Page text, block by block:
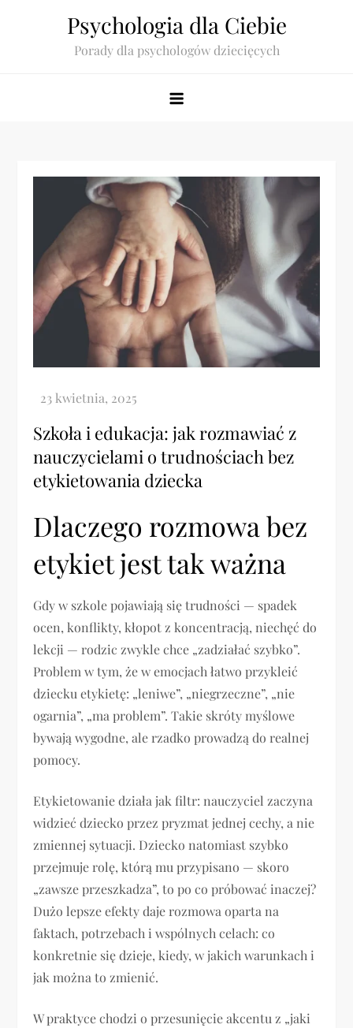
Psychologia dla Ciebie
Porady dla psychologów dziecięcych
Szkoła i edukacja: jak rozmawiać z
nauczycielami o trudnościach bez
etykietowania dziecka
Dlaczego rozmowa bez
etykiet jest tak ważna
Gdy w szkole pojawiają się trudności — spadek
ocen, konflikty, kłopot z koncentracją, niechęć do
lekcji — rodzic zwykle chce „zadziałać szybko”.
Problem w tym, że w emocjach łatwo przykleić
dziecku etykietę: „leniwe”, „niegrzeczne”, „nie
ogarnia”, „ma problem”. Takie skróty myślowe
bywają wygodne, ale rzadko prowadzą do realnej
pomocy.
Etykietowanie działa jak filtr: nauczyciel zaczyna
widzieć dziecko przez pryzmat jednej cechy, a nie
zmiennej sytuacji. Dziecko natomiast szybko
przejmuje rolę, którą mu przypisano — skoro
„zawsze przeszkadza”, to po co próbować inaczej?
Dużo lepsze efekty daje rozmowa oparta na
faktach, potrzebach i wspólnych celach: co
konkretnie się dzieje, kiedy, w jakich warunkach i
jak można to zmienić.
W praktyce chodzi o przesunięcie akcentu z „jaki